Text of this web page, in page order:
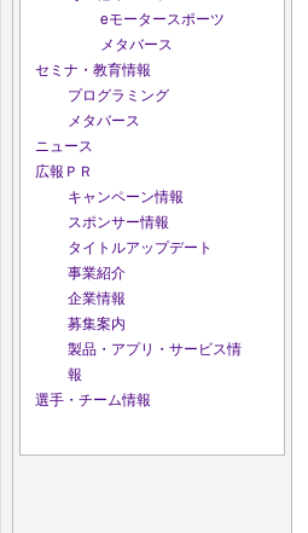
eモータースポーツ
メタバース
セミナ・教育情報
プログラミング
メタバース
ニュース
広報ＰＲ
キャンペーン情報
スポンサー情報
タイトルアップデート
事業紹介
企業情報
募集案内
製品・アプリ・サービス情
報
選手・チーム情報